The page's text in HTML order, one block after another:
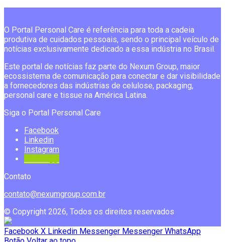
O Portal Personal Care é referência para toda a cadeia
produtiva de cuidados pessoais, sendo o principal veículo de
notícias exclusivamente dedicado a essa indústria no Brasil.
Este portal de notícias faz parte do Nexum Group, maior
ecossistema de comunicação para conectar e dar visibilidade
a fornecedores das indústrias de celulose, packaging,
personal care e tissue na América Latina.
Siga o Portal Personal Care
Facebook
Linkedin
Instagram
Contato
contato@nexumgroup.com.br
© Copyright 2026, Todos os direitos reservados
Facebook X Linkedin Messenger Messenger WhatsApp